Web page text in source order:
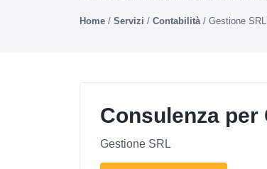
Home / Servizi / Contabilità/ Gestione SRL
Consulenza per
Gestione SRL